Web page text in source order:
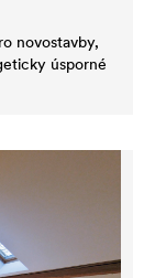
novostavby,
úsporné